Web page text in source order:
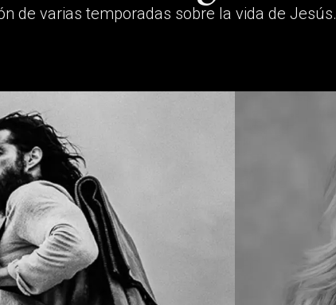
de varias temporadas sobre la vida de Jesús.